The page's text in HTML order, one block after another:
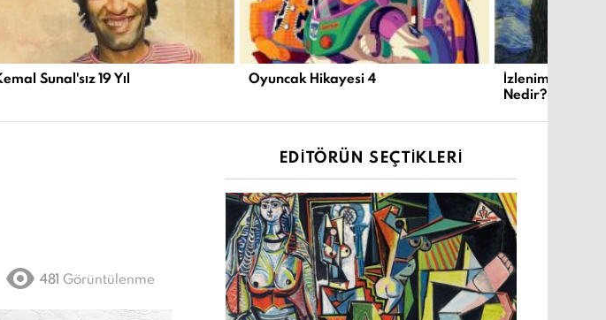
Sunal'sız 19 Yıl Oyuncak Hikayesi 4
İzlenimcilik
Nedir?
481 Görüntülenme
EDITÖRÜN SEÇTIKLERI